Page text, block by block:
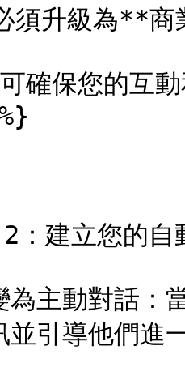
須升級為**
確保您的互
建立您的自
為主動對話：
並引導他們進